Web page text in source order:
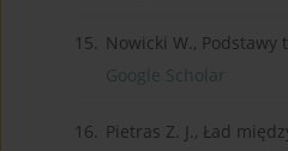
15. Nowicki W., Podstawy
Google Scholar
16. Pietras Z. J., Ład